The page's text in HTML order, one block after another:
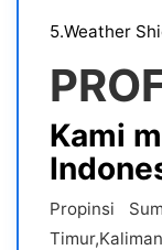
5.Weather
Kami
Propinsi